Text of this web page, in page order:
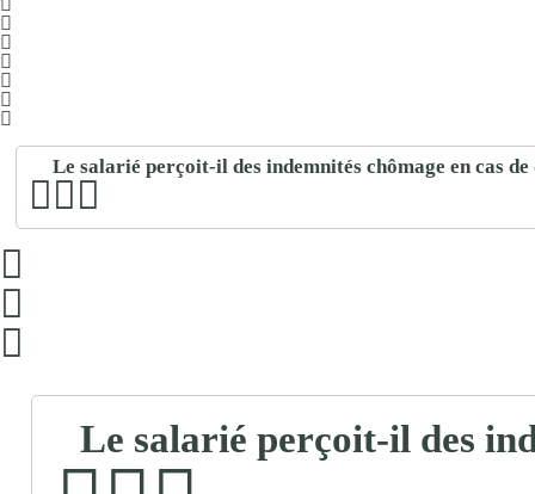
Le salarié perçoit-il des indemnités chômage en cas
Le salarié perçoit-il des